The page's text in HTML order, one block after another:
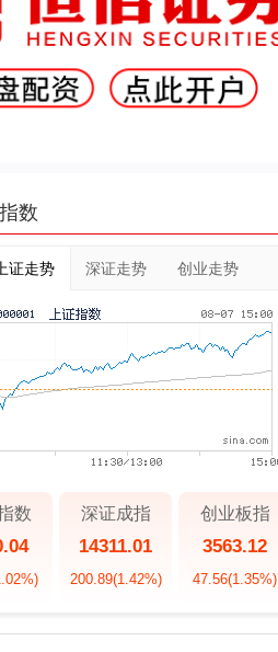
数
上证走势 深证走势 创业走势
数 深证成指
14311.01
200.89(1.42%)
创业板指
3563.12
47.56(1.35%)